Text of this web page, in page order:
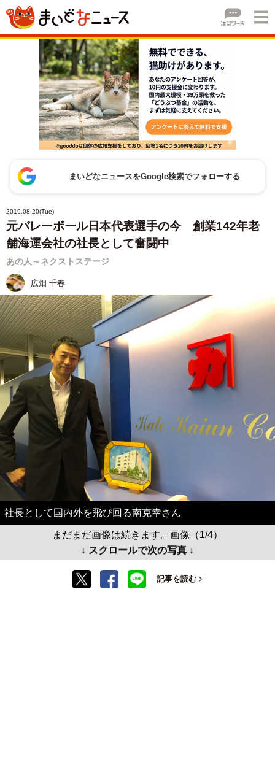
まいどなニュースをGoogle検索でフォローする
2019.08.20(Tue)
元バレーボール日本代表選手の今 創業142年老
舗海運会社の社長として奮闘中
あの人～ネクストステージ
広畑 千春
社長として国内外を飛び回る南克幸さん
まだまだ画像は続きます。画像（1/4）
↓ スクロールで次の写真 ↓
記事を読む